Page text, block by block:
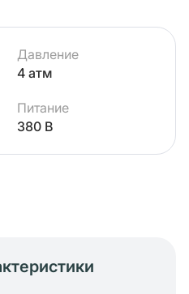
Давление
4 атм
Питание
380 В